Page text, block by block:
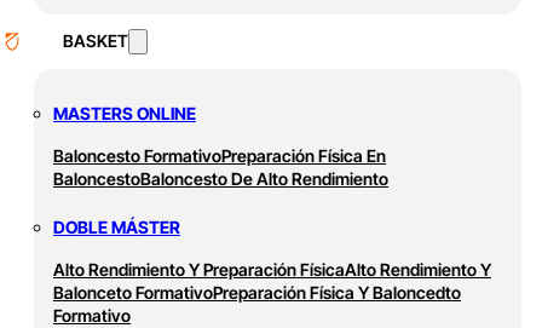
BASKET
MASTERS ONLINE
Baloncesto FormativoPreparación Física En
BaloncestoBaloncesto De Alto Rendimiento
DOBLE MÁSTER
Alto Rendimiento Y Preparación FísicaAlto Rendimiento Y
Balonceto FormativoPreparación Física Y Baloncedto
Formativo